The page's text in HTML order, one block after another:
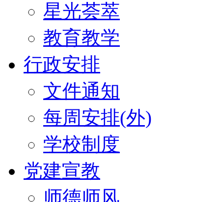
星光荟萃
教育教学
行政安排
文件通知
每周安排(外)
学校制度
党建宣教
师德师风